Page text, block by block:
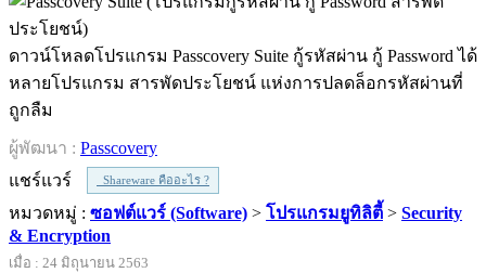
ดาวน์โหลดโปรแกรม Passcovery Suite กู้รหัสผ่าน กู้ Password ได้
หลายโปรแกรม สารพัดประโยชน์ แห่งการปลดล็อกรหัสผ่านที่
ถูกลืม
ผู้พัฒนา : Passcovery
แชร์แวร์
Shareware คืออะไร ?
หมวดหมู่ : ซอฟต์แวร์ (Software) > โปรแกรมยูทิลิตี้ > Security
& Encryption
เมื่อ : 24 มิถุนายน 2563